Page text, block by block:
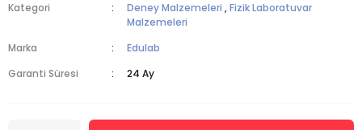
Kategori
Deney Malzemeleri ,Fizik Laboratuvar
Malzemeleri
Marka
Edulab
Garanti Süresi
24 Ay